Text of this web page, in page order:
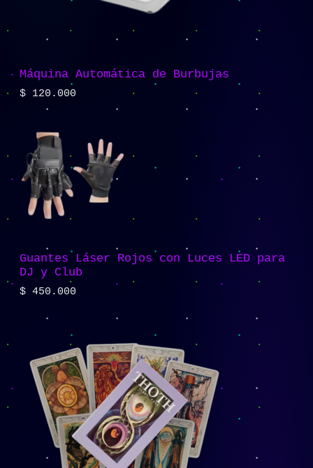
Máquina Automática de Burbujas
$ 120.000
Guantes Láser Rojos con Luces LED para
DJ y Club
$ 450.000